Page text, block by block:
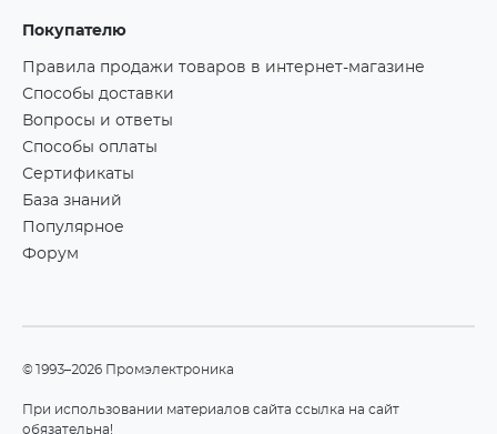
Покупателю
Правила продажи товаров в интернет-магазине
Способы доставки
Вопросы и ответы
Способы оплаты
Сертификаты
База знаний
Популярное
Форум
©1993–2026 Промэлектроника
При использовании материалов сайта ссылка на сайт
обязательна!